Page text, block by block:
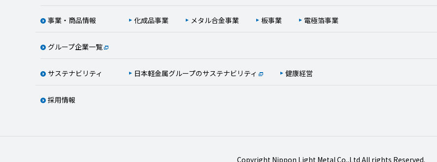
事業・商品情報 化成品事業 メタル合金事業 板事業 電極箔事業
グループ企業一覧
サステナビリティ 日本軽金属グループのサステナビリティ 健康経営
採用情報
Copyright Nippon Light Metal Co.,Ltd All rights Reserved.